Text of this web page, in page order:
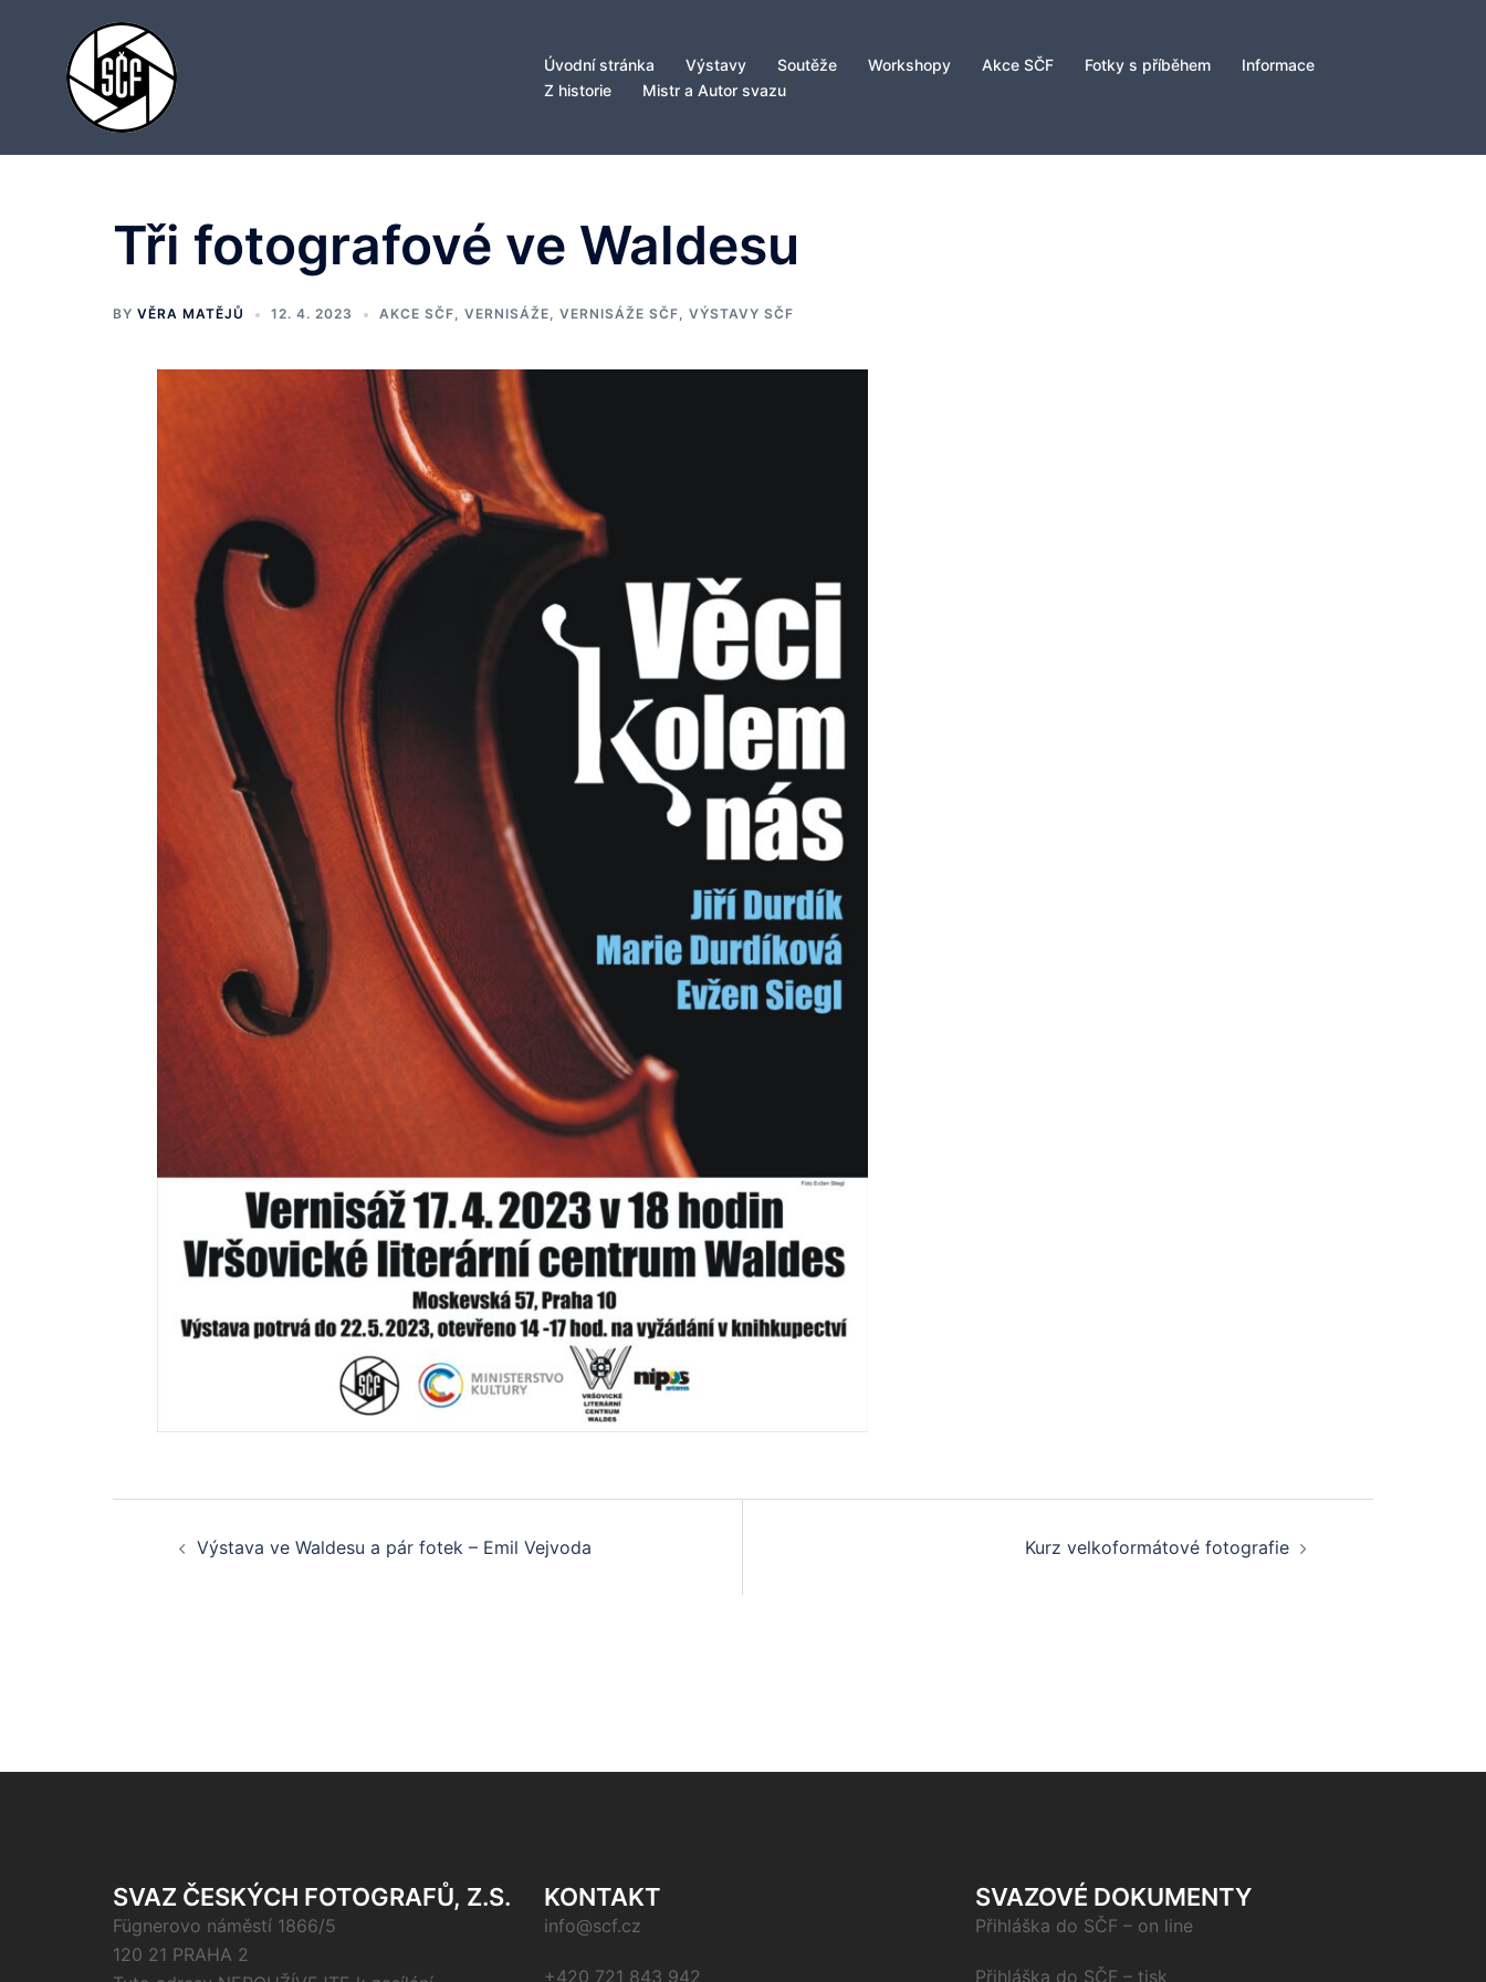
Úvodní stránka Výstavy Soutěže Workshopy Akce SČF Fotky s příběhem
Informace
Z historie
Mistr a Autor svazu
Tři fotografové ve Waldesu
BY VĚRA MATĚJŮ 12. 4. 2023 AKCE SČF, VERNISÁŽE, VERNISÁŽE SČF, VÝSTAVY SČF
PostVýstava ve Waldesu a pár fotek – Emil Vejvoda Kurz velkoformátové fotografie
SVAZ ČESKÝCH FOTOGRAFŮ, Z.S.
Fügnerovo náměstí 1866/5
120 21 PRAHA 2
KONTAKT
info@scf.cz
+420 721 843 942
SVAZOVÉ DOKUMENTY
Přihláška do SČF – on line
Přihláška do SČF – tisk